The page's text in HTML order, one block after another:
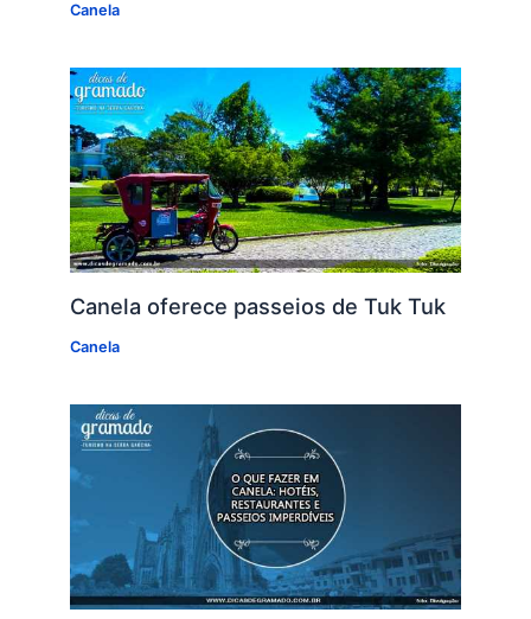
Canela
Canela oferece passeios de Tuk Tuk
Canela